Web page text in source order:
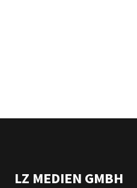
LZ MEDIEN GMBH